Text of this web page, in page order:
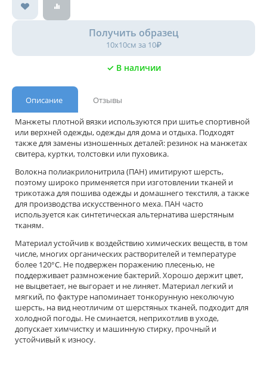
Получить образец
10х10см за 10₽
✓ В наличии
Описание
Отзывы
Манжеты плотной вязки используются при шитье спортивной
или верхней одежды, одежды для дома и отдыха. Подходят
также для замены изношенных деталей: резинок на манжетах
свитера, куртки, толстовки или пуховика.
Волокна полиакрилонитрила (ПАН) имитируют шерсть,
поэтому широко применяется при изготовлении тканей и
трикотажа для пошива одежды и домашнего текстиля, а также
для производства искусственного меха. ПАН часто
используется как синтетическая альтернатива шерстяным
тканям.
Материал устойчив к воздействию химических веществ, в том
числе, многих органических растворителей и температуре
более 120°С. Не подвержен поражению плесенью, не
поддерживает размножение бактерий. Хорошо держит цвет,
не выцветает, не выгорает и не линяет. Материал легкий и
мягкий, по фактуре напоминает тонкорунную неколючую
шерсть, на вид неотличим от шерстяных тканей, подходит для
холодной погоды. Не сминается, неприхотлив в уходе,
допускает химчистку и машинную стирку, прочный и
устойчивый к износу.